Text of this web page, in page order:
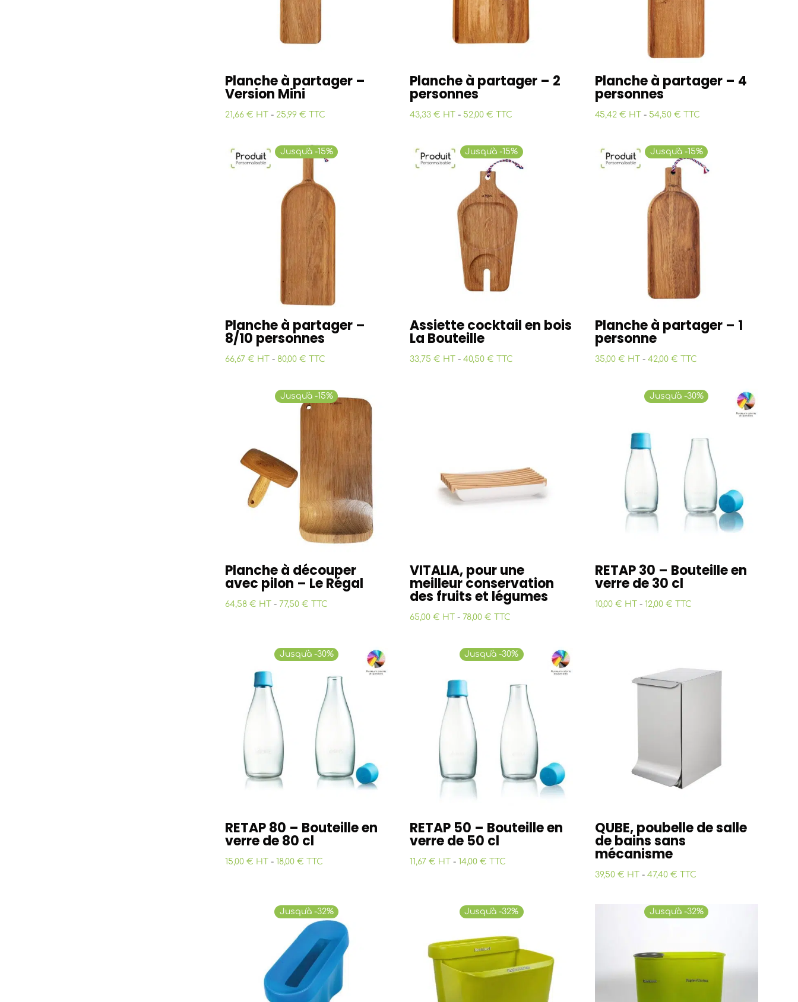
Planche à partager –
Version Mini
21,66 € HT- 25,99 € TTC
Planche à partager – 2
personnes
43,33 € HT - 52,00 € TTC
Planche à partager – 4
personnes
45,42 € HT- 54,50 € TTC
Jusqu'à -15%
Planche à partager –
8/10 personnes
66,67 € HT - 80,00 € TTC
Jusqu'à -15%
Assiette cocktail en bois
La Bouteille
33,75 € HT -40,50 € TTC
Jusqu'à -15%
Planche à partager – 1
personne
35,00 € HT - 42,00 € TTC
Jusqu'à -15%
Planche à découper
avec pilon – Le Régal
64,58 € HT- 77,50 € TTC
VITALIA, pour une
meilleur conservation
des fruits et légumes
65,00 € HT -78,00 € TTC
Jusqu'à -30%
RETAP 30 – Bouteille en
verre de 30 cl
10,00 € HT- 12,00 € TTC
Jusqu'à -30%
RETAP 80 – Bouteille en
verre de 80 cl
15,00 € HT - 18,00 € TTC
Jusqu'à -30%
RETAP 50 – Bouteille en
verre de 50 cl
11,67 € HT -14,00 € TTC
QUBE, poubelle de salle
de bains sans
mécanisme
39,50 € HT - 47,40 € TTC
Jusqu'à -32% Jusqu'à -32% Jusqu'à -32%